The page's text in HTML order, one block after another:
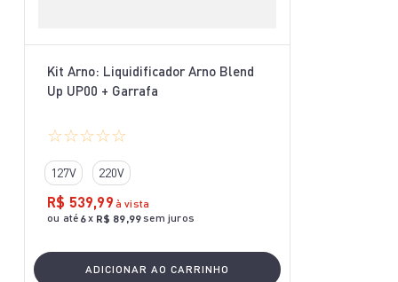
Kit Arno: Liquidificador Arno Blend
Up UP00 + Garrafa
☆☆☆☆☆
127V 220V
R$ 539,99 à vista
ou até 6x R$ 89,99sem juros
ADICIONAR AO CARRINHO